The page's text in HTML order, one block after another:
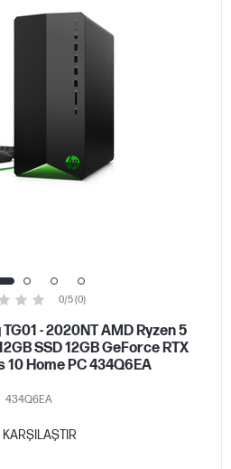
0/5 (0)
- 2020NT AMD Ryzen 5
SSD 12GB GeForce RTX
Home PC 434Q6EA
434Q6EA
KARŞILAŞTIR